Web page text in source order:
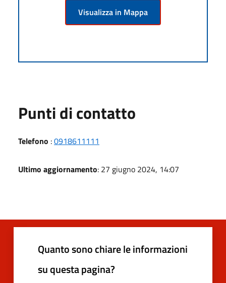
Visualizza in Mappa
Punti di contatto
Telefono :0918611111
Ultimo aggiornamento: 27 giugno 2024, 14:07
Quanto sono chiare le informazioni
su questa pagina?